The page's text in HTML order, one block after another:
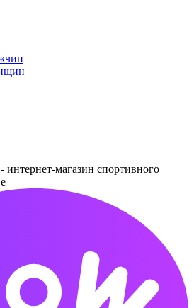
интернет-магазин спортивного